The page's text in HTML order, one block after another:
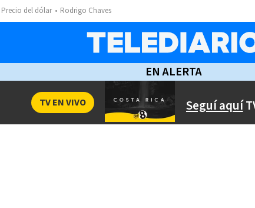
Precio del dólar Rodrigo Chaves
EN ALERTA
Seguí aquí
TV EN VIVO